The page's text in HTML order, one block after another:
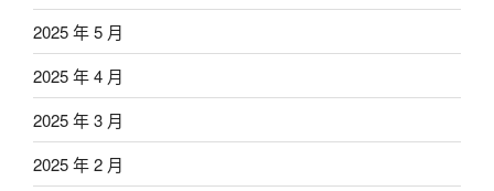
2025 年 5 月
2025 年 4 月
2025 年 3 月
2025 年 2 月